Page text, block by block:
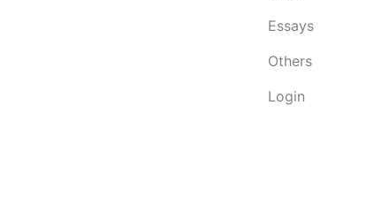
Essays
Others
Login